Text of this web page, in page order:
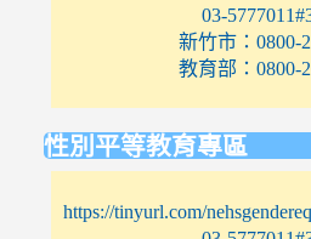
03-
新竹市：0800-
教育部：0800-
性別平等教育專區
https://tinyurl.com/